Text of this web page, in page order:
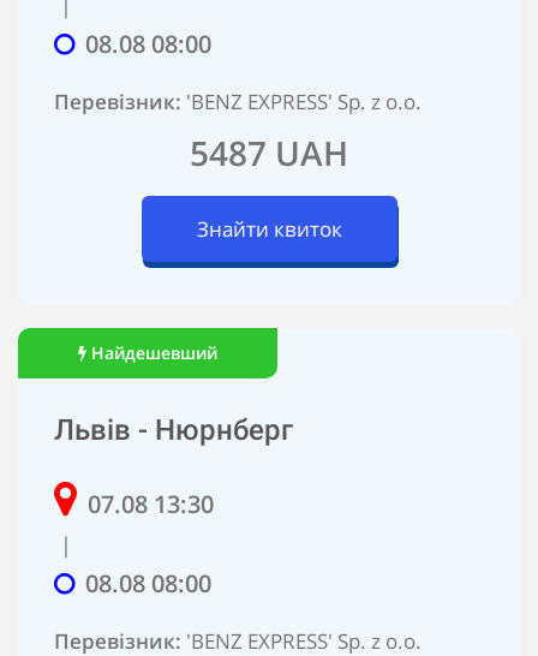
08.08 08:00
Перевізник: 'BENZ EXPRESS' Sp. z o.o.
Знайти квиток
5487 UAH
Найдешевший
Львів - Нюрнберг
07.08 13:30
|
08.08 08:00
Перевізник: 'BENZ EXPRESS' Sp. z o.o.